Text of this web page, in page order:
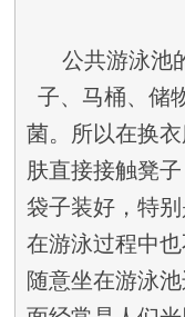
公共游泳池
子、马桶、储
菌。所以在换
肤直接接触凳
袋子装好，特别
在游泳过程中
随意坐在游泳